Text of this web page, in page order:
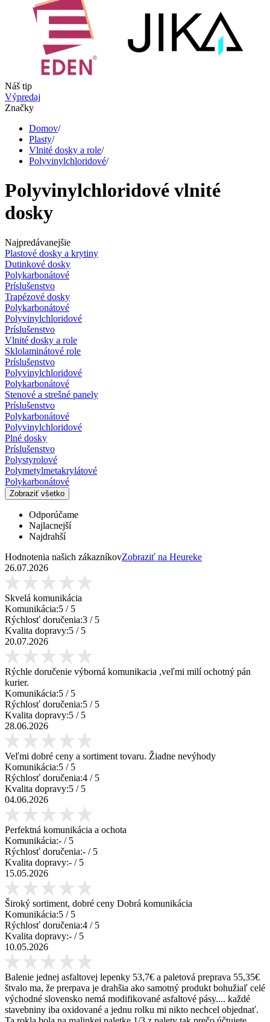
Náš tip
Výpredaj
Značky
Domov/
Plasty/
Vlnité dosky a role/
Polyvinylchloridové/
Polyvinylchloridové vlnité
dosky
Najpredávanejšie
Plastové dosky a krytiny
Dutinkové dosky
Polykarbonátové
Príslušenstvo
Trapézové dosky
Polykarbonátové
Polyvinylchloridové
Príslušenstvo
Vlnité dosky a role
Sklolaminátové role
Príslušenstvo
Polyvinylchloridové
Polykarbonátové
Stenové a strešné panely
Príslušenstvo
Polykarbonátové
Polyvinylchloridové
Plné dosky
Príslušenstvo
Polystyrolové
Polymetylmetakrylátové
Polykarbonátové
Zobraziť všetko
Odporúčame
Najlacnejší
Najdrahší
Hodnotenia našich zákazníkovZobraziť na Heureke
26.07.2026
Skvelá komunikácia
Komunikácia:5 / 5
Rýchlosť doručenia:3 / 5
Kvalita dopravy:5 / 5
20.07.2026
Rýchle doručenie výborná komunikacia ,veľmi milí ochotný pán
kurier.
Komunikácia:5 / 5
Rýchlosť doručenia:5 / 5
Kvalita dopravy:5 / 5
28.06.2026
Veľmi dobré ceny a sortiment tovaru. Žiadne nevýhody
Komunikácia:5 / 5
Rýchlosť doručenia:4 / 5
Kvalita dopravy:5 / 5
04.06.2026
Perfektná komunikácia a ochota
Komunikácia:- / 5
Rýchlosť doručenia:- / 5
Kvalita dopravy:- / 5
15.05.2026
Široký sortiment, dobré ceny Dobrá komunikácia
Komunikácia:5 / 5
Rýchlosť doručenia:4 / 5
Kvalita dopravy:- / 5
10.05.2026
Balenie jednej asfaltovej lepenky 53,7€ a paletová preprava 55,35€
štvalo ma, že prerpava je drahšia ako samotný produkt bohužiaľ celé
východné slovensko nemá modifikované asfaltové pásy.... každé
stavebniny iba oxidované a jednu rolku mi nikto nechcel objednať.